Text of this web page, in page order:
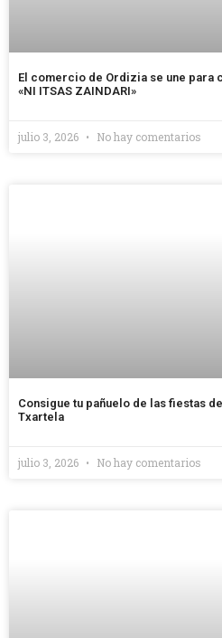
El comercio de Ordizia se une para
«NI ITSAS ZAINDARI»
julio 3, 2026 No hay comentarios
Consigue tu pañuelo de las fiestas
Txartela
julio 3, 2026 No hay comentarios